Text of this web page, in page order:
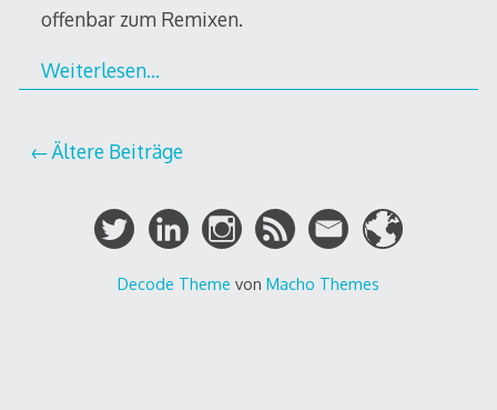
offenbar zum Remixen.
Weiterlesen…
Beitragsnavigation
Ältere Beiträge
Decode Theme von Macho Themes